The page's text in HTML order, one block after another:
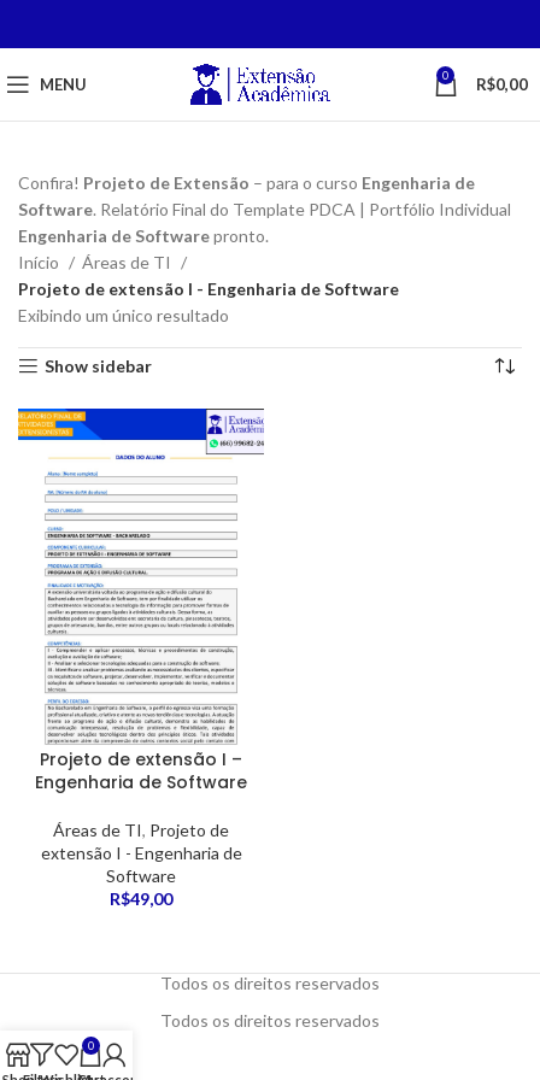
MENU 0 R$0,00
Confira! Projeto de Extensão – para o curso Engenharia de
Software. Relatório Final do Template PDCA | Portfólio Individual
Engenharia de Softwarepronto.
Início
Áreas de TI
Projeto de extensão I - Engenharia de Software
Exibindo um único resultado
Show sidebar
Projeto de extensão I –
Engenharia de Software
Áreas de TI, Projeto de
extensão I - Engenharia de
Software
R$49,00
Todos os direitos reservados
Todos os direitos reservados
0